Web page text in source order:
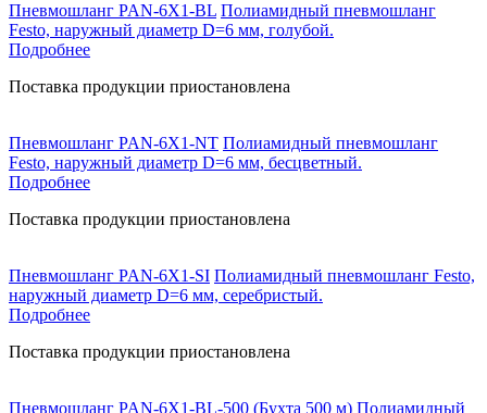
Пневмошланг PAN-6X1-BL Полиамидный пневмошланг
Festo, наружный диаметр D=6 мм, голубой.
Подробнее
Поставка продукции приостановлена
Пневмошланг PAN-6X1-NT Полиамидный пневмошланг
Festo, наружный диаметр D=6 мм, бесцветный.
Подробнее
Поставка продукции приостановлена
Пневмошланг PAN-6X1-SI Полиамидный пневмошланг Festo,
наружный диаметр D=6 мм, серебристый.
Подробнее
Поставка продукции приостановлена
Пневмошланг PAN-6X1-BL-500 (Бухта 500 м) Полиамидный